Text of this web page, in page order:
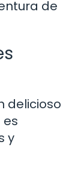
de
delicioso
y